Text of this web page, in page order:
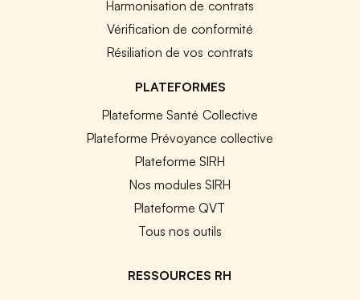
Harmonisation de contrats
Vérification de conformité
Résiliation de vos contrats
PLATEFORMES
Plateforme Santé Collective
Plateforme Prévoyance collective
Plateforme SIRH
Nos modules SIRH
Plateforme QVT
Tous nos outils
RESSOURCES RH